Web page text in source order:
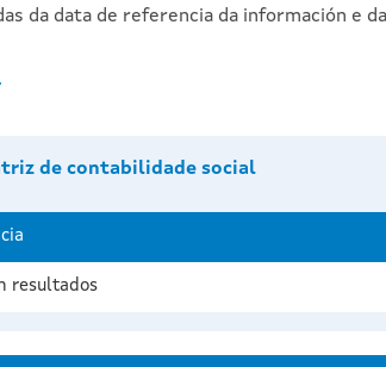
da data de referencia da información e
de contabilidade social
resultados